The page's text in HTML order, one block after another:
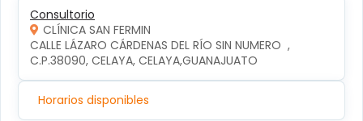
Consultorio
CLÍNICA SAN FERMIN
CALLE LÁZARO CÁRDENAS DEL RÍO SIN NUMERO  ,
C.P.38090, CELAYA, CELAYA,GUANAJUATO
Horarios disponibles